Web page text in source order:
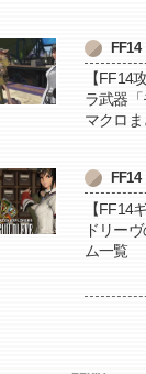
FF14
【FF14
ラ武器
マクロま
FF14
【FF14
ドリー
ム一覧